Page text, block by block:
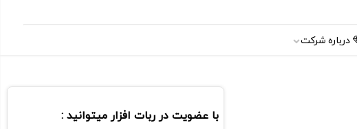
درباره شرکت
با عضویت در ربات افزار میتوانید :